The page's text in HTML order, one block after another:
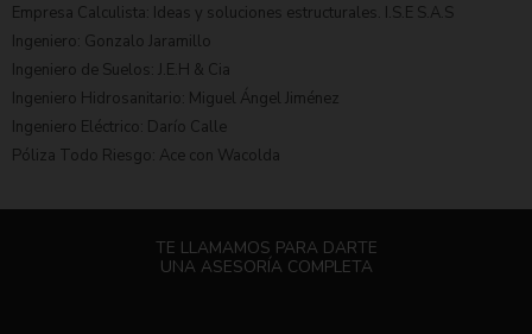
Empresa Calculista: Ideas y soluciones estructurales. I.S.E S.A.S
Ingeniero: Gonzalo Jaramillo
Ingeniero de Suelos: J.E.H & Cia
Ingeniero Hidrosanitario: Miguel Ángel Jiménez
Ingeniero Eléctrico: Darío Calle
Póliza Todo Riesgo: Ace con Wacolda
TE LLAMAMOS PARA DARTE
UNA ASESORÍA COMPLETA